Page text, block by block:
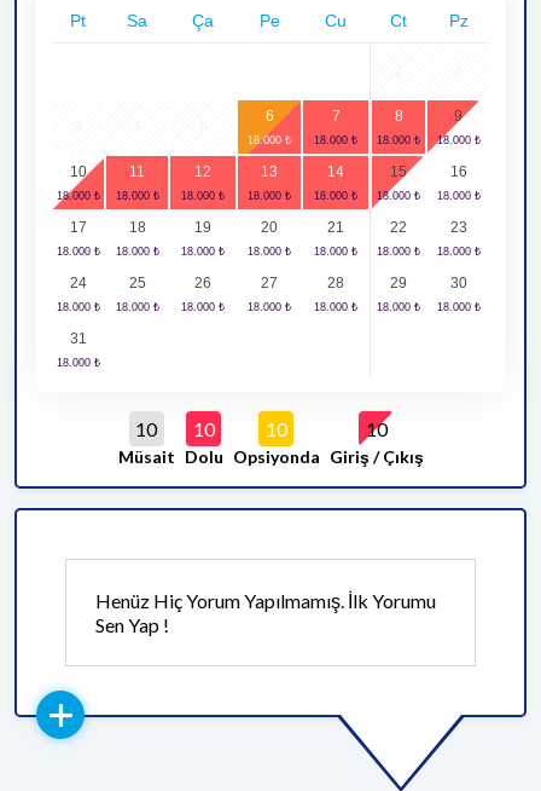
Pt Sa Ça Pe Cu Ct Pz
6 7 8 9
10 11 12 13 14 15 16
17 18 19 20 21 22 23
24 25 26 27 28 29 30
31
10
Müsait
10
Dolu
10
Opsiyonda
10
Giriş / Çıkış
Henüz Hiç Yorum Yapılmamış. İlk Yorumu
Sen Yap !